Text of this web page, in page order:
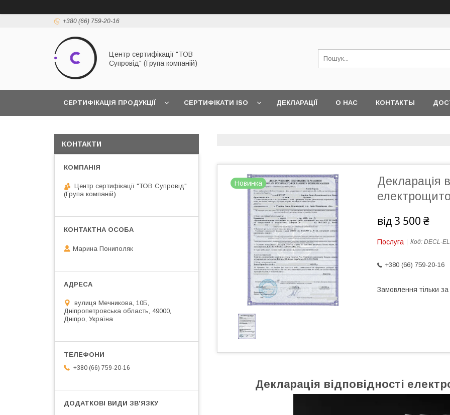
+380 (66) 759-20-16
Центр сертифікації "ТОВ
Супровід" (Група компаній)
СЕРТИФІКАЦІЯ ПРОДУКЦІЇ СЕРТИФІКАТИ ISO ДЕКЛАРАЦІЇ О НАС КОНТАКТЫ
Новинка
Декларація
від 3 500 ₴
Послуга Код: DECL-
+380 (66) 759-20-16
Замовлення тільки
Декларація відповідності
КОНТАКТИ
Центр сертифікації "ТОВ Супровід"
(Група компаній)
Марина Пониполяк
вулиця Мечникова, 10Б,
Дніпропетровська область, 49000,
Дніпро, Україна
+380 (66) 759-20-16